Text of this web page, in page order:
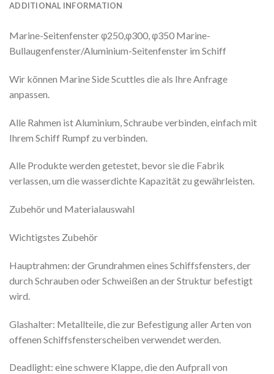
ADDITIONAL INFORMATION
Marine-Seitenfenster φ250,φ300, φ350 Marine-
Bullaugenfenster/Aluminium-Seitenfenster im Schiff
Wir können Marine Side Scuttles die als Ihre Anfrage
anpassen.
Alle Rahmen ist Aluminium, Schraube verbinden, einfach mit
Ihrem Schiff Rumpf zu verbinden.
Alle Produkte werden getestet, bevor sie die Fabrik
verlassen, um die wasserdichte Kapazität zu gewährleisten.
Zubehör und Materialauswahl
Wichtigstes Zubehör
Hauptrahmen: der Grundrahmen eines Schiffsfensters, der
durch Schrauben oder Schweißen an der Struktur befestigt
wird.
Glashalter: Metallteile, die zur Befestigung aller Arten von
offenen Schiffsfensterscheiben verwendet werden.
Deadlight: eine schwere Klappe, die den Aufprall von